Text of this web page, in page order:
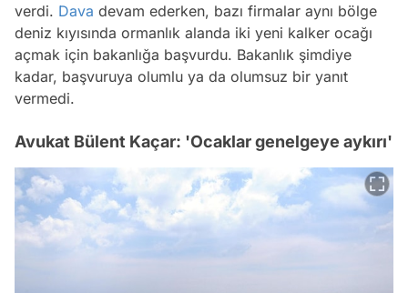
verdi. Dava devam ederken, bazı firmalar aynı bölge
deniz kıyısında ormanlık alanda iki yeni kalker ocağı
açmak için bakanlığa başvurdu. Bakanlık şimdiye
kadar, başvuruya olumlu ya da olumsuz bir yanıt
vermedi.
Avukat Bülent Kaçar: 'Ocaklar genelgeye aykırı'